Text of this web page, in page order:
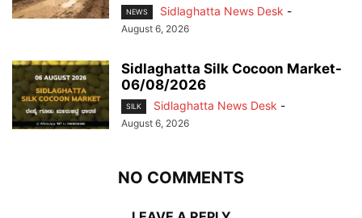
NEWS Sidlaghatta News Desk -
August 6, 2026
Sidlaghatta Silk Cocoon Market-
06/08/2026
SILK Sidlaghatta News Desk -
August 6, 2026
NO COMMENTS